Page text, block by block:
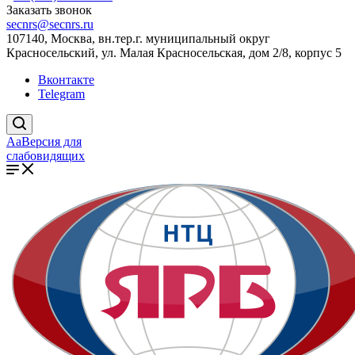
Заказать звонок
secnrs@secnrs.ru
107140, Москва, вн.тер.г. муниципальный округ
Красносельский, ул. Малая Красносельская, дом 2/8, корпус 5
Вконтакте
Telegram
AaВерсия для
слабовидящих